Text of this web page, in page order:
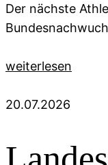
Der nächste
weiterlesen
20.07.2026